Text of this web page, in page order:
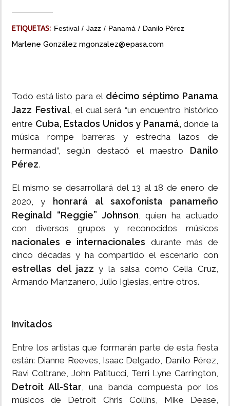
ETIQUETAS: Festival Jazz Panamá Danilo Pérez
Marlene González mgonzalez@epasa.com
Todo está listo para el décimo séptimo Panama
Jazz Festival, el cual será “un encuentro histórico
entre Cuba, Estados Unidos y Panamá, donde la
música rompe barreras y estrecha lazos de
hermandad”, según destacó el maestro Danilo
Pérez.
El mismo se desarrollará del 13 al 18 de enero de
2020, y
honrará al saxofonista panameño
Reginald “Reggie” Johnson, quien ha actuado
con diversos grupos y reconocidos músicos
nacionales e internacionales durante más de
cinco décadas y ha compartido el escenario con
estrellas del jazz y la salsa como Celia Cruz,
Armando Manzanero, Julio Iglesias, entre otros.
Invitados
Entre los artistas que formarán parte de esta fiesta
están: Dianne Reeves, Isaac Delgado, Danilo Pérez,
Ravi Coltrane, John Patitucci, Terri Lyne Carrington,
Detroit All-Star, una banda compuesta por los
músicos de Detroit Chris Collins, Mike Dease,